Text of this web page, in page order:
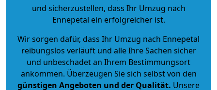
und sicherzustellen, dass Ihr Umzug nach
Ennepetal ein erfolgreicher ist.
Wir sorgen dafür, dass Ihr Umzug nach Ennepetal
reibungslos verläuft und alle Ihre Sachen sicher
und unbeschadet an Ihrem Bestimmungsort
ankommen. Überzeugen Sie sich selbst von den
günstigen Angeboten und der Qualität. Unsere